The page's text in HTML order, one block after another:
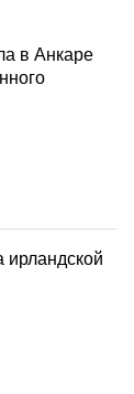
в Анкаре
ирландской